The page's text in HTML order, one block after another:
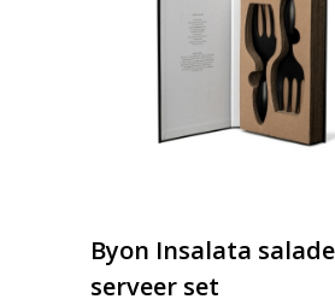
Byon Insalata salade
serveer set